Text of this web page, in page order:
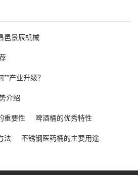
邑景辰机械
产业升级？
介绍
重要性
啤酒桶的优秀特性
法
不锈钢医药桶的主要用途